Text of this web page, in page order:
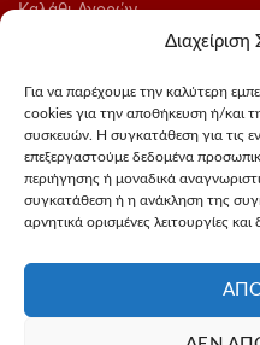
Για να παρέχουμε την καλύτερη
cookies για την αποθήκευση ή/και
συσκευών. Η συγκατάθεση για τις
επεξεργαστούμε δεδομένα
περιήγησης ή μοναδικά
συγκατάθεση ή η ανάκληση της
αρνητικά ορισμένες λειτουργίες και
Καλάθι Αγορών
Ολοκλήρωση Παραγγελίας
Blog
ΑΚΟΛΟΥΘΗΣΤΕ ΜΑΣ
Instagram
FaceBook